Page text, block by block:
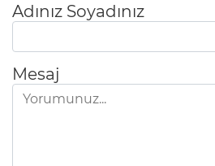
Adınız Soyadınız
Mesaj